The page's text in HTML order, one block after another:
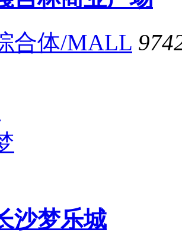
合体/MALL
沙梦乐城